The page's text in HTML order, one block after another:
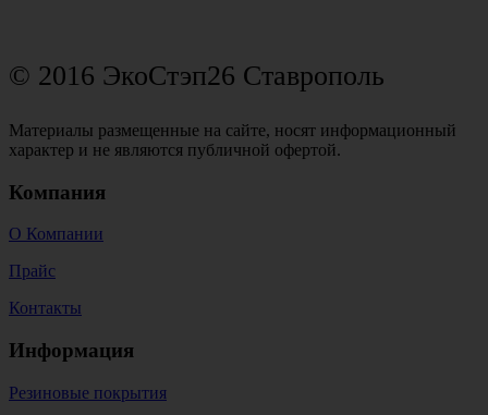
© 2016 ЭкоСтэп26 Ставрополь
Материалы размещенные на сайте, носят информационный
характер и не являются публичной офертой.
Компания
О Компании
Прайс
Контакты
Информация
Резиновые покрытия